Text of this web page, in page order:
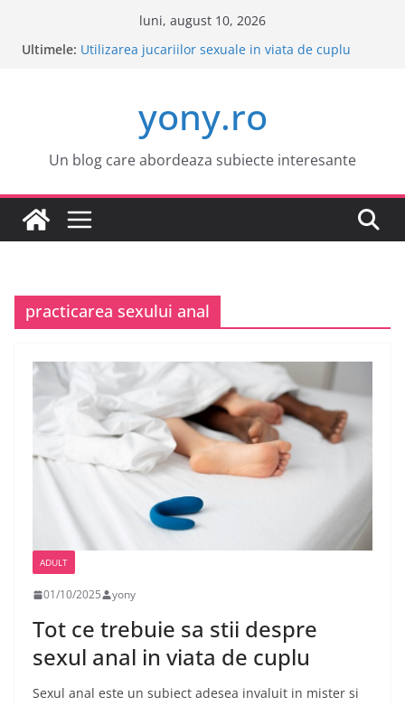
luni, august 10, 2026
Ultimele: Este o idee buna sa cumpar o masina electrica?
Tot ce trebuie sa stii despre bolile copilariei
Tot ce trebuie sa stii despre epilarea definitiva
yony.ro
Un blog care abordeaza subiecte interesante
practicarea sexului anal
ADULT
01/10/2025 yony
Tot ce trebuie sa stii despre
sexul anal in viata de cuplu
Sexul anal este un subiect adesea invaluit in mister si